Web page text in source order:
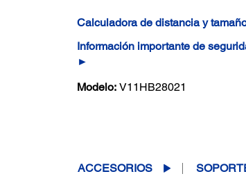
Calculadora de distancia y
Información importante de
►
Modelo: V11HB28021
Enlace
en
ACCESORIOS